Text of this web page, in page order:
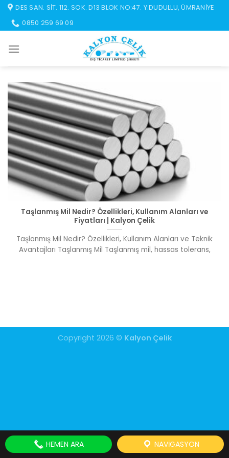
İçeriğe
atla
DES SAN. SIT. 112. SOK. D13 BLOK NO:47. Y.DUDULLU, ÜMRANIYE
0850 259 69 09
Taşlanmış Mil Nedir? Özellikleri, Kullanım Alanları ve
Fiyatları | Kalyon Çelik
Taşlanmış Mil Nedir? Özellikleri, Kullanım Alanları ve Teknik
Avantajları Taşlanmış Mil Taşlanmış mil, hassas tolerans,
Copyright 2026 © Kalyon Çelik
HEMEN ARA NAVIGASYON